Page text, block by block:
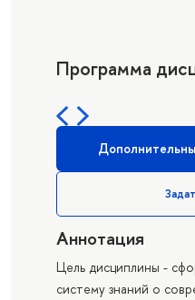
Программа
Аннотация
Цель дисциплины -
систему знаний о